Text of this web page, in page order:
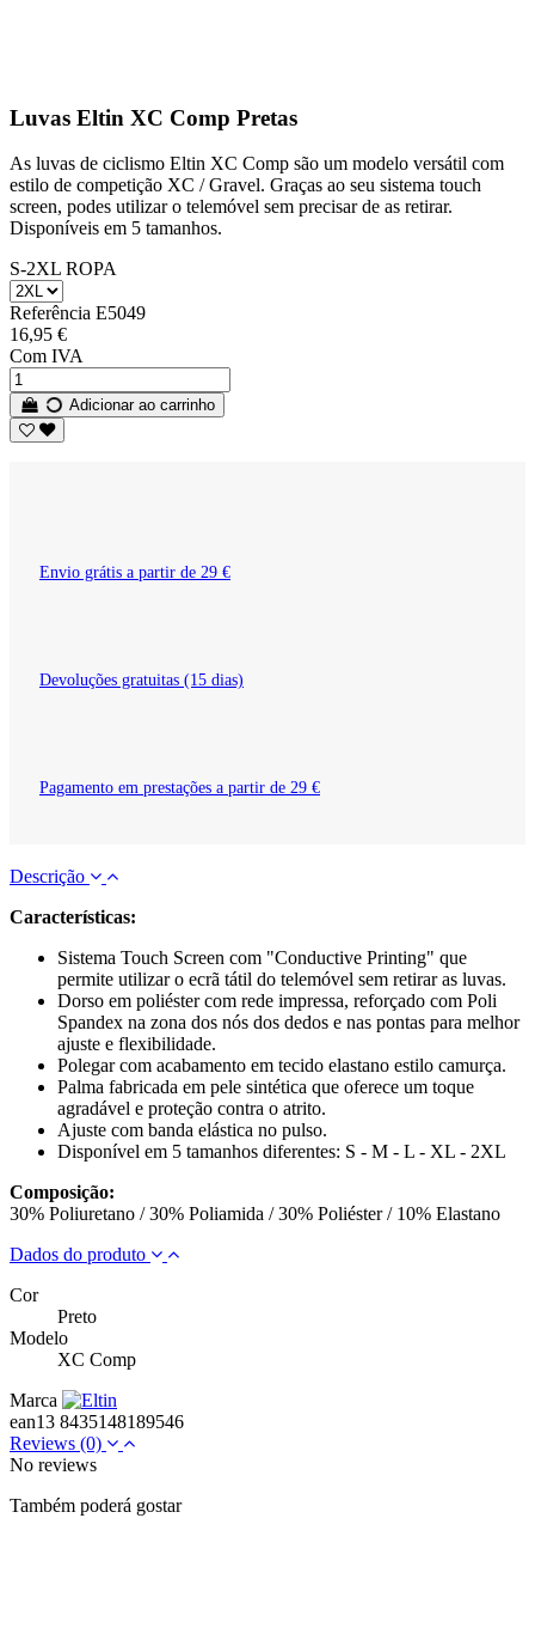
Luvas Eltin XC Comp Pretas
As luvas de ciclismo Eltin XC Comp são um modelo versátil com
estilo de competição XC / Gravel. Graças ao seu sistema touch
screen, podes utilizar o telemóvel sem precisar de as retirar.
Disponíveis em 5 tamanhos.
S-2XL ROPA
Referência E5049
16,95 €
Com IVA
Adicionar ao carrinho
Envio grátis a partir de 29 €
Devoluções gratuitas (15 dias)
Pagamento em prestações a partir de 29 €
Descrição
Características:
Sistema Touch Screen com "Conductive Printing" que
permite utilizar o ecrã tátil do telemóvel sem retirar as luvas.
Dorso em poliéster com rede impressa, reforçado com Poli
Spandex na zona dos nós dos dedos e nas pontas para melhor
ajuste e flexibilidade.
Polegar com acabamento em tecido elastano estilo camurça.
Palma fabricada em pele sintética que oferece um toque
agradável e proteção contra o atrito.
Ajuste com banda elástica no pulso.
Disponível em 5 tamanhos diferentes: S - M - L - XL - 2XL
Composição:
30% Poliuretano / 30% Poliamida / 30% Poliéster / 10% Elastano
Dados do produto
Cor
Preto
Modelo
XC Comp
Marca
ean13 8435148189546
Reviews (0)
No reviews
Também poderá gostar